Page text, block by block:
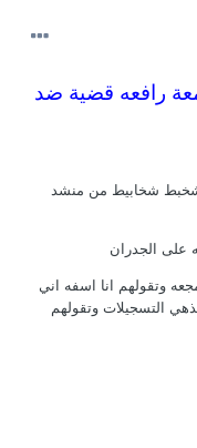
رافعه قضية ضد
شخابيط من منشد
على الجدران
وتقولهم انا اسفه اني
التسجيلات وتقولهم